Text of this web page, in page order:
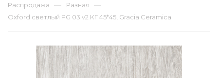
Распродажа — Разная —
Oxford светлый PG 03 v2 КГ 45*45, Gracia Ceramica